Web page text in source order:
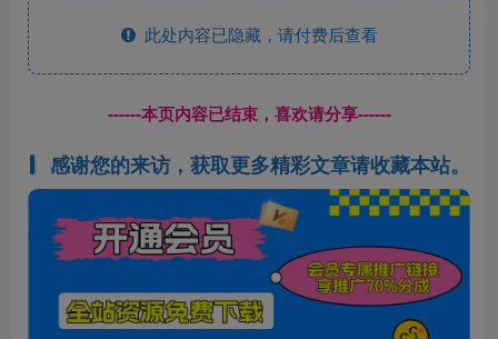
此处内容已隐藏，请付费后查看
------本页内容已结束，喜欢请分享------
感谢您的来访，获取更多精彩文章请收藏本站。